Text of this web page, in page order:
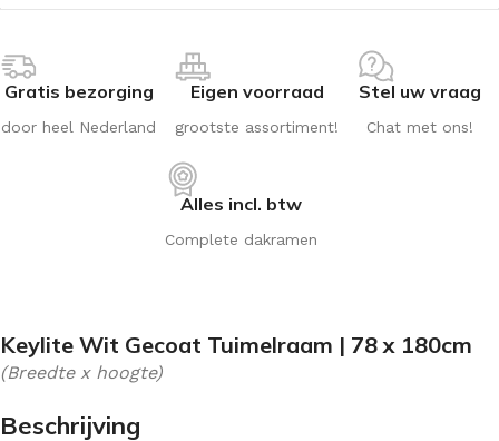
Gratis bezorging
door heel Nederland
Eigen voorraad
grootste assortiment!
Stel uw vraag
Chat met ons!
Alles incl. btw
Complete dakramen
Keylite Wit Gecoat Tuimelraam | 78 x 180cm
(Breedte x hoogte)
Beschrijving